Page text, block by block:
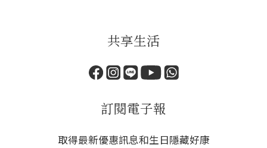
共享生活
訂閱電子報
取得最新優惠訊息和生日隱藏好康